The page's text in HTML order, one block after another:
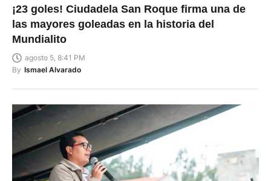
¡23 goles! Ciudadela San Roque firma una de
las mayores goleadas en la historia del
Mundialito
agosto 5, 8:41 PM
By Ismael Alvarado